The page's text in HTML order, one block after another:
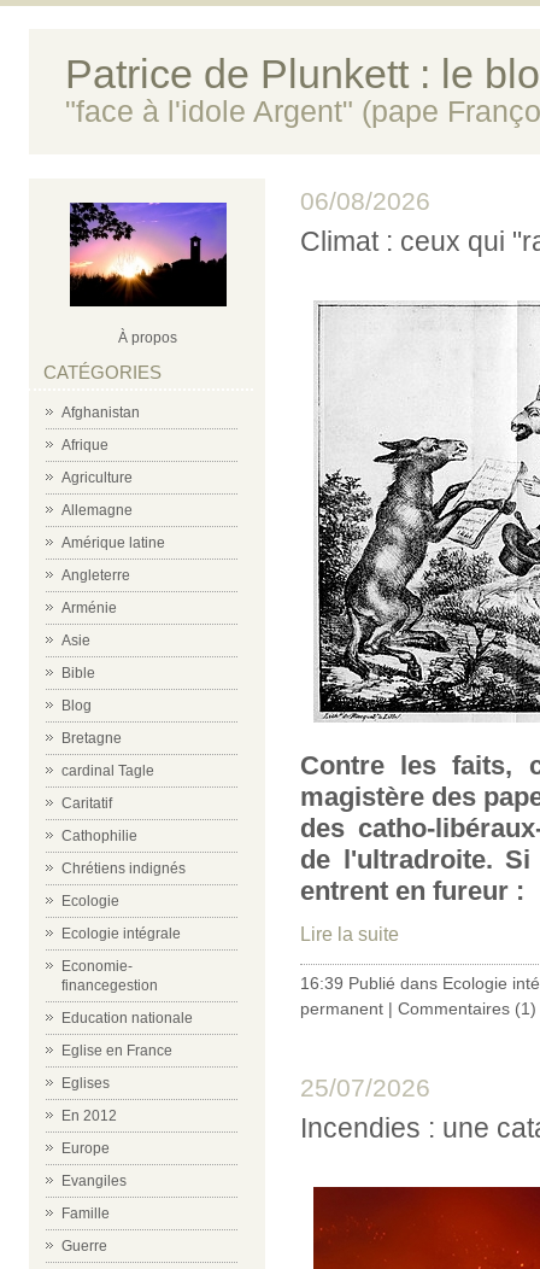
Patrice de Plunkett : le
"face à l'idole Argent" (pape
À propos
CATÉGORIES
Afghanistan
Afrique
Agriculture
Allemagne
Amérique latine
Angleterre
Arménie
Asie
Bible
Blog
Bretagne
cardinal Tagle
Caritatif
Cathophilie
Chrétiens indignés
Ecologie
Ecologie intégrale
Economie-
financegestion
Education nationale
Eglise en France
Eglises
En 2012
Europe
Evangiles
Famille
Guerre
06/08/2026
Climat : ceux qui
Contre les faits,
magistère des
des catho-
de l'ultradroite.
entrent en fureur :
Lire la suite
16:39 Publié dans Ecologie
permanent | Commentaires (1)
25/07/2026
Incendies : une